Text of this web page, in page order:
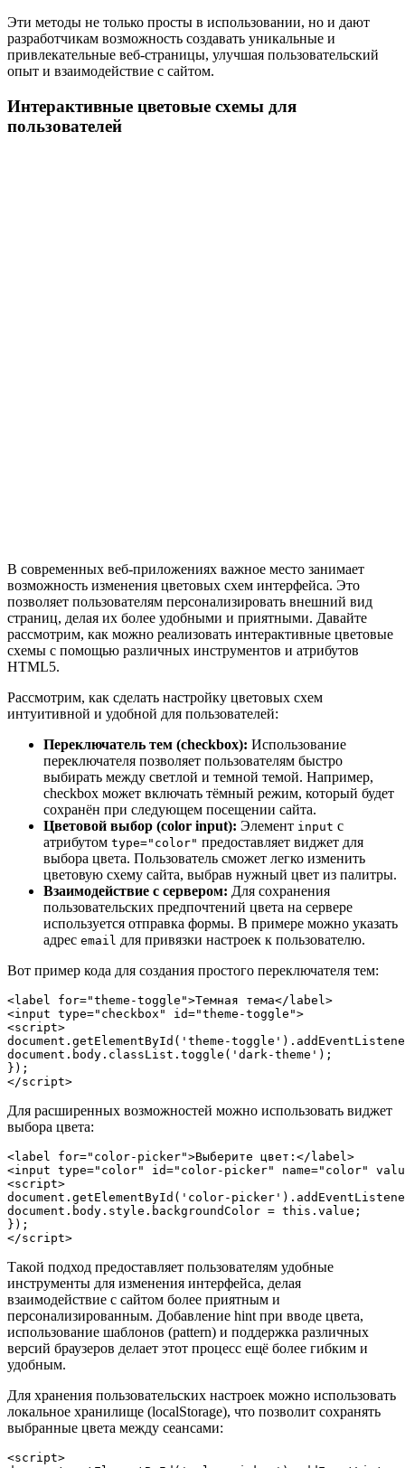
Эти методы не только просты в использовании, но и дают
разработчикам возможность создавать уникальные и
привлекательные веб-страницы, улучшая пользовательский
опыт и взаимодействие с сайтом.
Интерактивные цветовые схемы для
пользователей
В современных веб-приложениях важное место занимает
возможность изменения цветовых схем интерфейса. Это
позволяет пользователям персонализировать внешний вид
страниц, делая их более удобными и приятными. Давайте
рассмотрим, как можно реализовать интерактивные цветовые
схемы с помощью различных инструментов и атрибутов
HTML5.
Рассмотрим, как сделать настройку цветовых схем
интуитивной и удобной для пользователей:
Переключатель тем (checkbox): Использование
переключателя позволяет пользователям быстро
выбирать между светлой и темной темой. Например,
checkbox может включать тёмный режим, который будет
сохранён при следующем посещении сайта.
Цветовой выбор (color input): Элемент input с
атрибутом type="color" предоставляет виджет для
выбора цвета. Пользователь сможет легко изменить
цветовую схему сайта, выбрав нужный цвет из палитры.
Взаимодействие с сервером: Для сохранения
пользовательских предпочтений цвета на сервере
используется отправка формы. В примере можно указать
адрес email для привязки настроек к пользователю.
Вот пример кода для создания простого переключателя тем:
<label for="theme-toggle">Темная тема</label>
<input type="checkbox" id="theme-toggle">
<script>
document.getElementById('theme-
document.body.classList.toggle('dark-theme');
});
Для расширенных возможностей можно использовать виджет
выбора цвета:
<label for="color-picker">Выберите цвет:</label>
<input type="color" id="color-picker" name="color"
<script>
document.getElementById('color-
document.body.style.backgroundColor = this.value;
});
Такой подход предоставляет пользователям удобные
инструменты для изменения интерфейса, делая
взаимодействие с сайтом более приятным и
персонализированным. Добавление hint при вводе цвета,
использование шаблонов (pattern) и поддержка различных
версий браузеров делает этот процесс ещё более гибким и
удобным.
Для хранения пользовательских настроек можно использовать
локальное хранилище (localStorage), что позволит сохранять
выбранные цвета между сеансами:
<script>